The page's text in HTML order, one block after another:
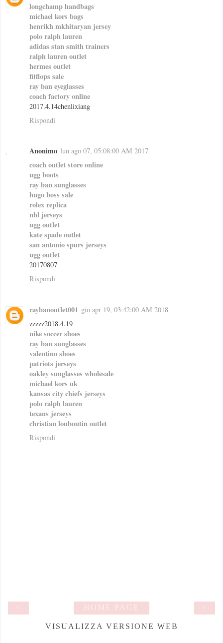
longchamp handbags
michael kors bags
henrikh mkhitaryan jersey
polo ralph lauren
adidas stan smith trainers
ralph lauren outlet
hermes outlet
fitflops sale
ray ban eyeglasses
coach factory online
2017.4.14chenlixiang
Rispondi
Anonimo lun ago 07, 05:08:00 AM 2017
coach outlet store online
ugg boots
ray ban sunglasses
hugo boss sale
rolex replica
nhl jerseys
ugg outlet
kate spade outlet
san antonio spurs jerseys
ugg outlet
20170807
Rispondi
raybanoutlet001 gio apr 19, 03:42:00 AM 2018
zzzzz2018.4.19
nike soccer shoes
ray ban sunglasses
valentino shoes
patriots jerseys
oakley sunglasses wholesale
michael kors uk
kansas city chiefs jerseys
polo ralph lauren
texans jerseys
christian louboutin outlet
Rispondi
›
HOME PAGE
VISUALIZZA VERSIONE WEB